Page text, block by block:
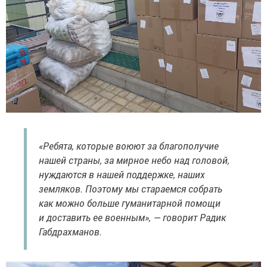
«Ребята, которые воюют за благополучие
нашей страны, за мирное небо над головой,
нуждаются в нашей поддержке, наших
земляков. Поэтому мы стараемся собрать
как можно больше гуманитарной помощи
и доставить ее военным», — говорит Радик
Габдрахманов.